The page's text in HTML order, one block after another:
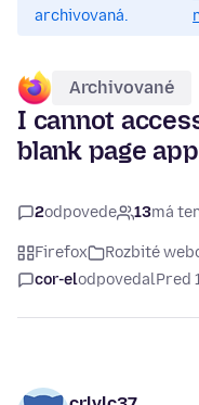
archivovaná.
Archivované
I cannot
blank page
2odpovede 13má
Firefox Rozbité
cor-elodpovedalPred